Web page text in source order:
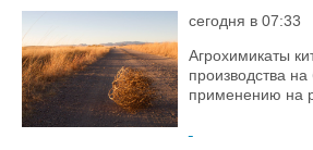
сегодня в 07:33
Агрохимикаты
производства
применению на